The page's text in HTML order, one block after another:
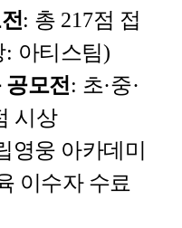
: 총 217점 접
: 아티스팀)
공모전: 초·중·
시상
영웅 아카데미
이수자 수료